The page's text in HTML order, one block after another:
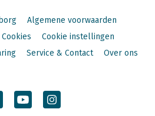
Algemene voorwaarden
Cookies
Cookie instellingen
Service & Contact Over ons